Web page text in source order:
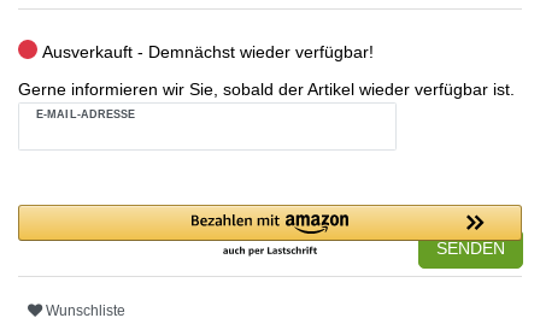
Ausverkauft - Demnächst wieder verfügbar!
Gerne informieren wir Sie, sobald der Artikel wieder verfügbar ist.
E-MAIL-ADRESSE
SENDEN
Wunschliste